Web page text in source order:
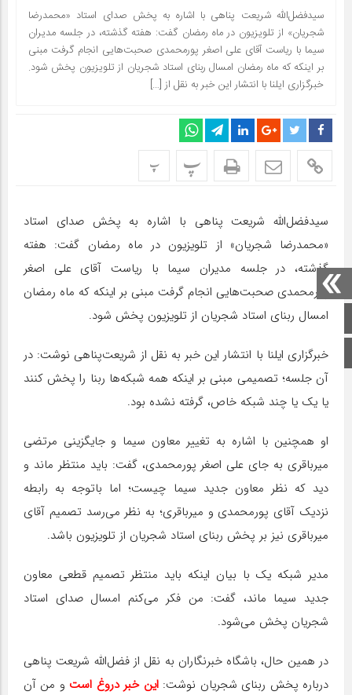
صفحه اصلی
اینستاگرام
سیدفضل‌الله شریعت پناهی با اشاره به پخش صدای استاد «محمدرضا
شجریان» از تلویزیون در ماه رمضان گفت: هفته گذشته، در جلسه مدیران
سیما با ریاست آقای علی اصغر پورمحمدی صحبت‌هایی انجام گرفت مبنی
بر اینکه که ماه رمضان امسال ربنای استاد شجریان از تلویزیون پخش شود.
خبرگزاری ایلنا با انتشار این خبر به نقل از […]
پ پ
سیدفضل‌الله شریعت پناهی با اشاره به پخش صدای استاد
«محمدرضا شجریان» از تلویزیون در ماه رمضان گفت: هفته
گذشته، در جلسه مدیران سیما با ریاست آقای علی اصغر
پورمحمدی صحبت‌هایی انجام گرفت مبنی بر اینکه که ماه رمضان
امسال ربنای استاد شجریان از تلویزیون پخش شود.
خبرگزاری ایلنا با انتشار این خبر به نقل از شریعت‌پناهی نوشت: در
آن جلسه؛ تصمیمی مبنی بر اینکه همه شبکه‌ها ربنا را پخش کنند
یا یک یا چند شبکه خاص، گرفته نشده بود.
او همچنین با اشاره به تغییر معاون سیما و جایگزینی مرتضی
میرباقری به جای علی اصغر پورمحمدی، گفت: باید منتظر ماند و
دید که نظر معاون جدید سیما چیست؛ اما باتوجه به رابطه
نزدیک آقای پورمحمدی و میرباقری؛ به نظر می‌رسد تصمیم آقای
میرباقری نیز بر پخش ربنای استاد شجریان از تلویزیون باشد.
مدیر شبکه یک با بیان اینکه باید منتظر تصمیم قطعی معاون
جدید سیما ماند، گفت: من فکر می‌کنم امسال صدای استاد
شجریان پخش می‌شود.
در همین حال، باشگاه خبرنگاران به نقل از فضل‌الله شریعت پناهی
درباره پخش ربنای شجریان نوشت:این خبر دروغ است و من آن